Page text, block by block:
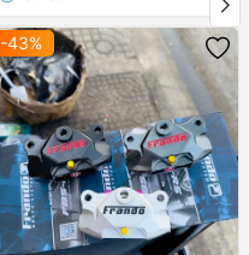
-43%